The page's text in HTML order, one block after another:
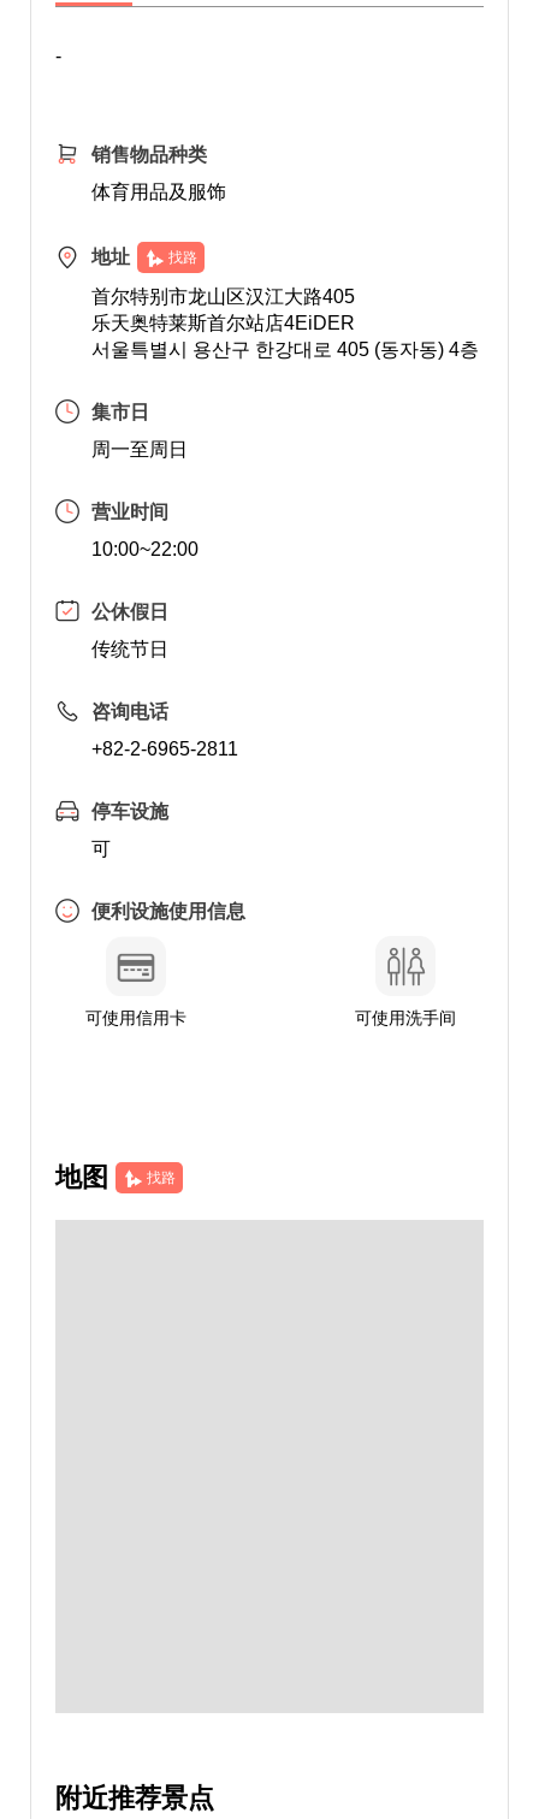
-
销售物品种类
体育用品及服饰
地址 找路
首尔特别市龙山区汉江大路405
乐天奥特莱斯首尔站店4EiDER
서울특별시 용산구 한강대로 405 (동자동) 4층
集市日
周一至周日
营业时间
10:00~22:00
公休假日
传统节日
咨询电话
+82-2-6965-2811
停车设施
可
便利设施使用信息
可使用信用卡 可使用洗手间
地图 找路
附近推荐景点